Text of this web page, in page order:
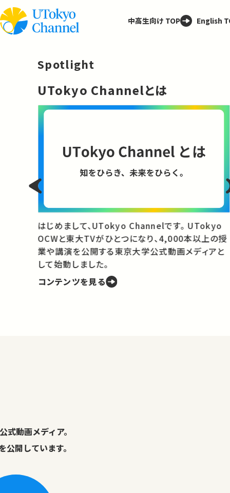
中高生向け TOP English
Spotlight
UTokyo Channelとは
はじめまして、UTokyo Channelです。 UTokyo
OCWと東大TVがひとつになり、4,000本以上の授
業や講演を公開する東京大学公式動画メディアと
して始動しました。
コンテンツを見る
式動画メディア。
開しています。